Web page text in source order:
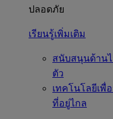
ปลอดภัย
เรียนรู้เพิ่มเติม
สนับสนุนด้าน
ตัว
เทคโนโลยีเพื่
ที่อยู่ไกล